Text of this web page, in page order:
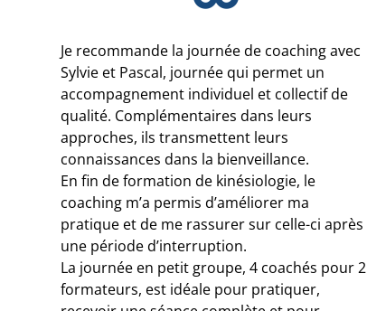
Je recommande la journée de coaching avec
Sylvie et Pascal, journée qui permet un
accompagnement individuel et collectif de
qualité. Complémentaires dans leurs
approches, ils transmettent leurs
connaissances dans la bienveillance.
En fin de formation de kinésiologie, le
coaching m’a permis d’améliorer ma
pratique et de me rassurer sur celle-ci après
une période d’interruption.
La journée en petit groupe, 4 coachés pour 2
formateurs, est idéale pour pratiquer,